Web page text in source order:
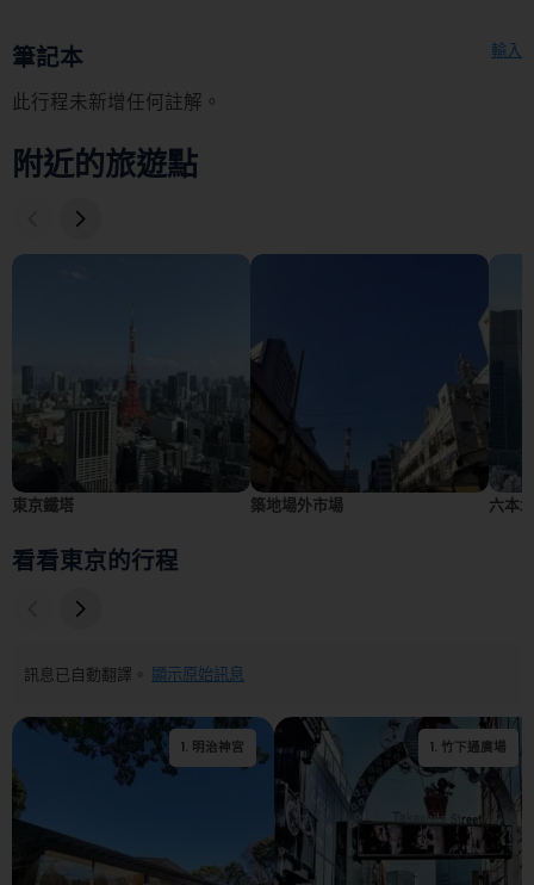
筆記本 輸入
此行程未新增任何註解。
附近的旅遊點
東京鐵塔 築地場外市場 六本
看看東京的行程
訊息已自動翻譯。 顯示原始訊息
1. 明治神宮 2. 竹下通廣場
1. 竹下通廣場